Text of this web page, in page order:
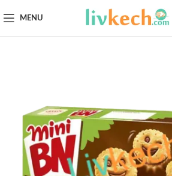
MENU